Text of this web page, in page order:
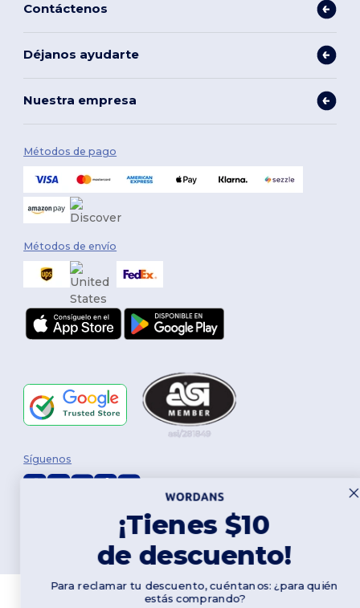
Contáctenos
Déjanos ayudarte
Nuestra empresa
Métodos de pago
Métodos de envío
2026. Todos los derechos reservados
Términos y Condiciones|Política de personalización | Política de
Política de Cookies|Mapa del sitio
Síguenos
¡Tienes $10
de descuento!
Para reclamar tu descuento, cuéntanos: ¿para quién
estás comprando?